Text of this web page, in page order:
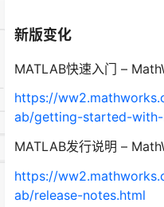
新版变化
MATLAB快速入门 –
https://
ab/getting-started-with-
MATLAB发行说明 –
https://
ab/release-notes.html